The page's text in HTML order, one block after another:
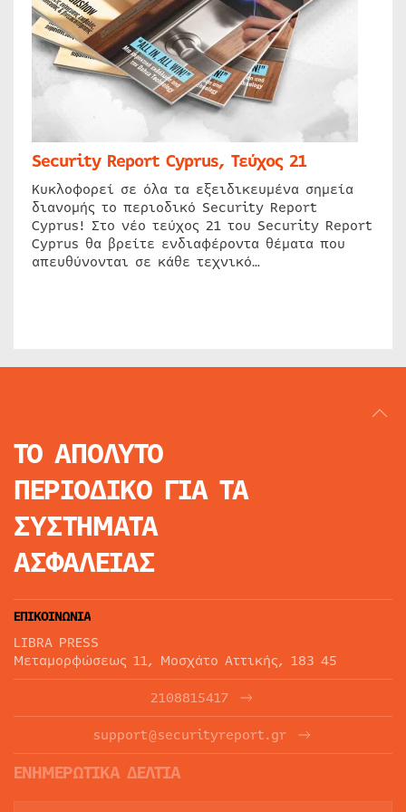
Security Report Cyprus, Τεύχος 21
Κυκλοφορεί σε όλα τα εξειδικευμένα σημεία
διανομής το περιοδικό Security Report
Cyprus! Στο νέο τεύχος 21 του Security Report
Cyprus θα βρείτε ενδιαφέροντα θέματα που
απευθύνονται σε κάθε τεχνικό…
ΤΟ ΑΠΟΛΥΤΟ
ΠΕΡΙΟΔΙΚΟ ΓΙΑ ΤΑ
ΣΥΣΤΗΜΑΤΑ
ΑΣΦΑΛΕΙΑΣ
ΕΠΙΚΟΙΝΩΝΙΑ
LIBRA PRESS
Μεταμορφώσεως 11, Μοσχάτο Αττικής, 183 45
2108815417
support@securityreport.gr
ΕΝΗΜΕΡΩΤΙΚΑ ΔΕΛΤΙΑ